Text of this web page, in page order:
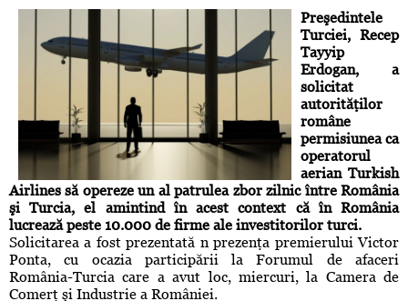
Preşedintele
Turciei, Recep
Tayyip
Erdogan, a
solicitat
autorităţilor
române
permisiunea ca
operatorul
aerian Turkish
Airlines să opereze un al patrulea zbor zilnic între România
şi Turcia, el amintind în acest context că în România
lucrează peste 10.000 de firme ale investitorilor turci.
Solicitarea a fost prezentată n prezenţa premieruluiVictor
Ponta, cu ocazia participării la Forumul de afaceri
România-Turcia care a avut loc, miercuri, la Camera de
Comerţ şi Industrie a României.